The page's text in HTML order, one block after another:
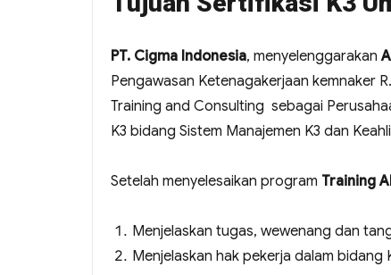
PT. Cigma Indonesia, menyelenggarakan
Pengawasan Ketenagakerjaan kemnaker
Training and Consulting sebagai
K3 bidang Sistem Manajemen K3 dan
Setelah menyelesaikan program Training
Menjelaskan tugas, wewenang dan
Menjelaskan hak pekerja dalam bidang